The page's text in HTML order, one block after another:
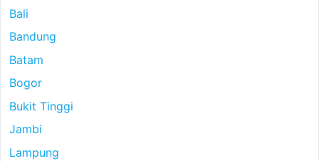
Bali
Bandung
Batam
Bogor
Bukit Tinggi
Jambi
Lampung